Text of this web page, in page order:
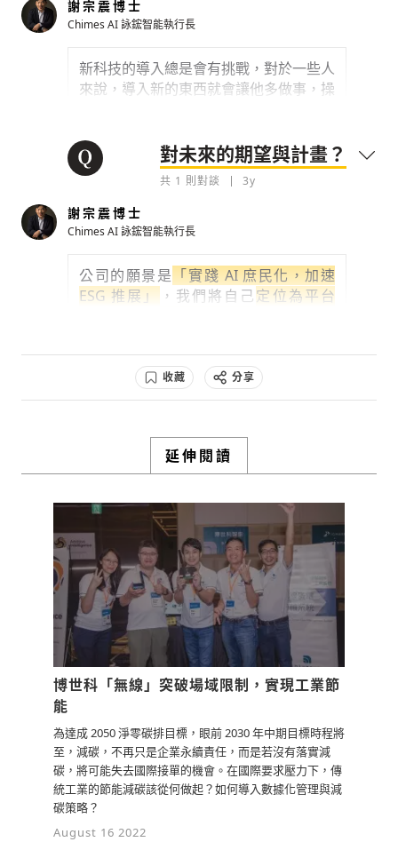
檢舉留言
業領域公司、產銷人發財領域專家，都
特別大幅調整就可有效讓 AI 數據思維融
入各個工作環節，標準平台化產品釣竿讓
檢舉留言
謝宗震博士
Chimes AI 詠鋐智能執行長
新科技的導入總是會有挑戰，對於一些人
來說，導入新的東西就會讓他多做事，操
目」，雖然新的工作模式讓現場的工作人
員會有「額外新工作」，但導入後一整天
八小時的工作量可以確實變低
比如說設備預警，一個保養維修人員要時
常到處巡檢，有異常狀況的話要應急處
他可以在戰情室看即時監控，發現設備有
異狀就直接去現場處理，而這個異狀是設
制較晃動，維修人員在還沒有故障前就先
把事情做好，大幅降低平時維修設備花費
檢修的時間跟成本，用這種觀念就能慢慢
3y
對未來的期望與計畫？
共 1 則對談 3y
謝宗震博士
Chimes AI 詠鋐智能執行長
公司的願景是「實踐 AI 庶民化，加速
ESG 推展」，我們將自己定位為平台
慧建築、人和貨物的移動等，所以非常歡
迎各界的人來共同合作。目前希望讓台灣
企業實現 AI for ESG 節能減碳，之後再
海外市場目前重視東北亞跟東南亞，東南
南、菲律賓、泰國等，所以我們會優先推
展，現在已經有業務在那邊 ; 東北亞是因
為他們跟台商有長期技術合作，所以彼此
關係互動良好。
0 3y
檢舉留言
收藏 分享
延伸閱讀
博世科「無線」突破場域限制，實現工業節
能
為達成 2050 淨零碳排目標，眼前 2030 年中期目標時程將
至，減碳，不再只是企業永續責任，而是若沒有落實減
碳，將可能失去國際接單的機會。在國際要求壓力下，傳
統工業的節能減碳該從何做起？如何導入數據化管理與減
碳策略？
August 16 2022